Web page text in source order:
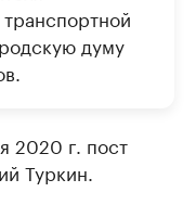
думу
2020 г. пост
Туркин.